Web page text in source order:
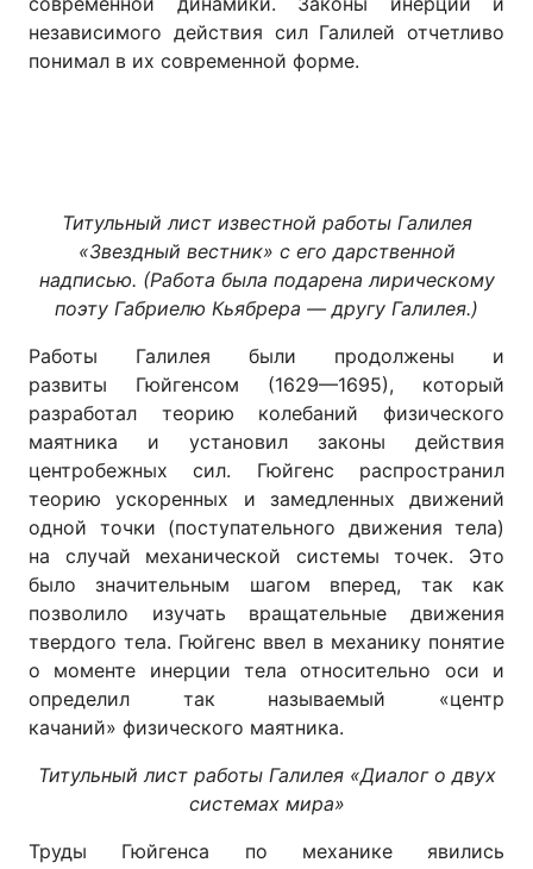
независимого действия сил Галилей отчетливо
понимал в их современной форме.
Титульный лист известной работы Галилея
«Звездный вестник» с его дарственной
надписью. (Работа была подарена лирическому
поэту Габриелю Кьябрера — другу Галилея.)
Работы Галилея были продолжены и
развиты Гюйгенсом (1629—1695), который
разработал теорию колебаний физического
маятника и установил законы действия
центробежных сил. Гюйгенс распространил
теорию ускоренных и замедленных движений
одной точки (поступательного движения тела)
на случай механической системы точек. Это
было значительным шагом вперед, так как
позволило изучать вращательные движения
твердого тела. Гюйгенс ввел в механику понятие
о моменте инерции тела относительно оси и
определил так называемый «центр
качаний» физического маятника.
Титульный лист работы Галилея «Диалог о двух
системах мира»
Труды Гюйгенса по механике явились